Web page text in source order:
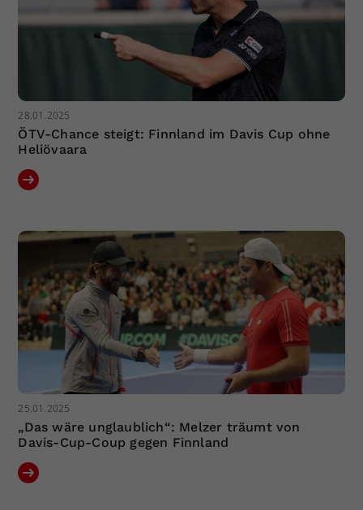
28.01.2025
ÖTV-Chance steigt: Finnland im Davis Cup ohne
Heliövaara
25.01.2025
„Das wäre unglaublich“: Melzer träumt von
Davis-Cup-Coup gegen Finnland